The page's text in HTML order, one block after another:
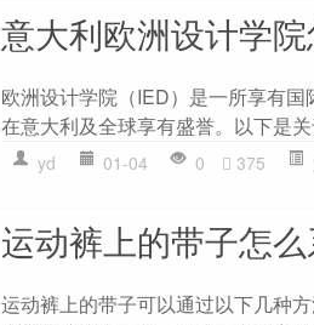
意大利欧洲设计学
欧洲设计学院（IED）是一所享有
在意大利及全球享有盛誉。以下是
yd 01-04 0 375
运动裤上的带子怎
运动裤上的带子可以通过以下几种